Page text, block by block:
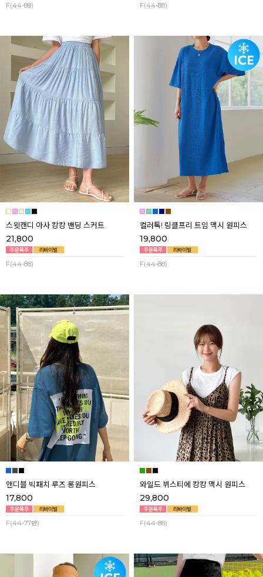
F(44-88) F(44-88)
스윗캔디 아사 캉캉 밴딩 스커트
21,800
F(44-88)
컬러톡! 링클프리 트임 맥시 원피스
19,800
F(44-88)
앤디블 빅패치 루즈 롱원피스
17,800
F(44-77반)
와일드 뷔스티에 캉캉 맥시 원피스
29,800
F(44-88)